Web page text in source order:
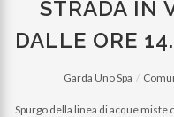
STRADA IN
DALLE ORE
Garda Uno Spa
Spurgo della linea di acque miste